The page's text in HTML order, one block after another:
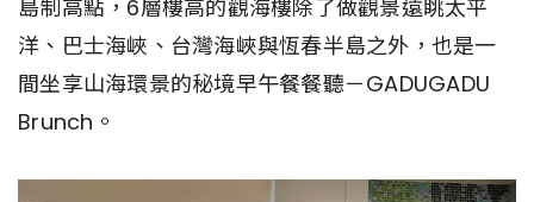
島制高點，6層樓高的觀海樓除了做觀景遠眺太平
洋、巴士海峽、台灣海峽與恆春半島之外，也是一
間坐享山海環景的秘境早午餐餐聽－GADUGADU
Brunch。